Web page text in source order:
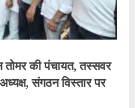
तोमर की पंचायत, तस्सवर
संगठन विस्तार पर